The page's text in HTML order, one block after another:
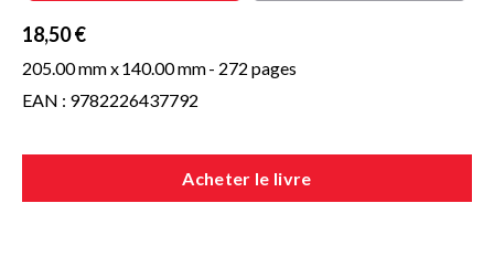
18,50 €
205.00 mm x140.00 mm- 272 pages
EAN : 9782226437792
Acheter le livre